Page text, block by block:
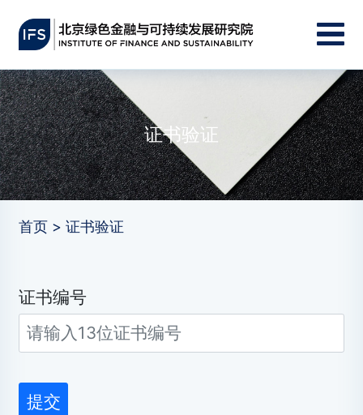
证书验证
首页 > 证书验证
证书编号
提交